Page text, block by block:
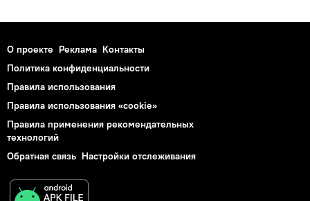
О проекте Реклама Контакты
Политика конфиденциальности
Правила использования
Правила использования «cookie»
Правила применения рекомендательных
технологий
Обратная связь Настройки отслеживания